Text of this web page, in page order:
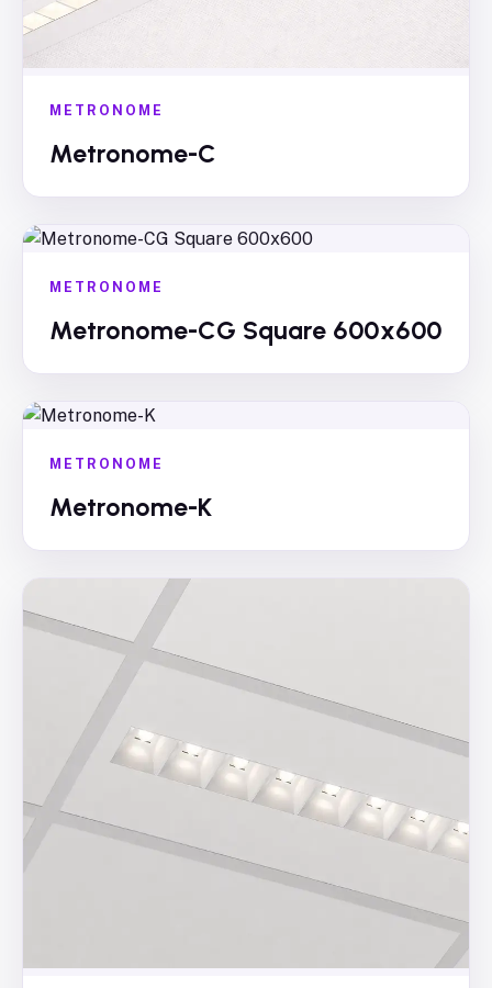
METRONOME
Metronome-C
METRONOME
Metronome-CG Square 600x600
METRONOME
Metronome-K